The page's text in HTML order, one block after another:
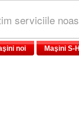
serviciile
noi Maşini S-